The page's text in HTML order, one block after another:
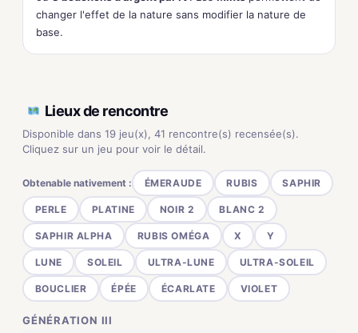
changer l'effet de la nature sans modifier la nature de
base.
Lieux de rencontre
Disponible dans 19 jeu(x), 41 rencontre(s) recensée(s).
Cliquez sur un jeu pour voir le détail.
Obtenable nativement : ÉMERAUDE RUBIS SAPHIR
PERLE PLATINE NOIR 2 BLANC 2
SAPHIR ALPHA RUBIS OMÉGA X Y
LUNE SOLEIL ULTRA-LUNE ULTRA-SOLEIL
BOUCLIER ÉPÉE ÉCARLATE VIOLET
GÉNÉRATION III